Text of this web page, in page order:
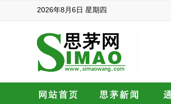
2026年8月6日 星期四